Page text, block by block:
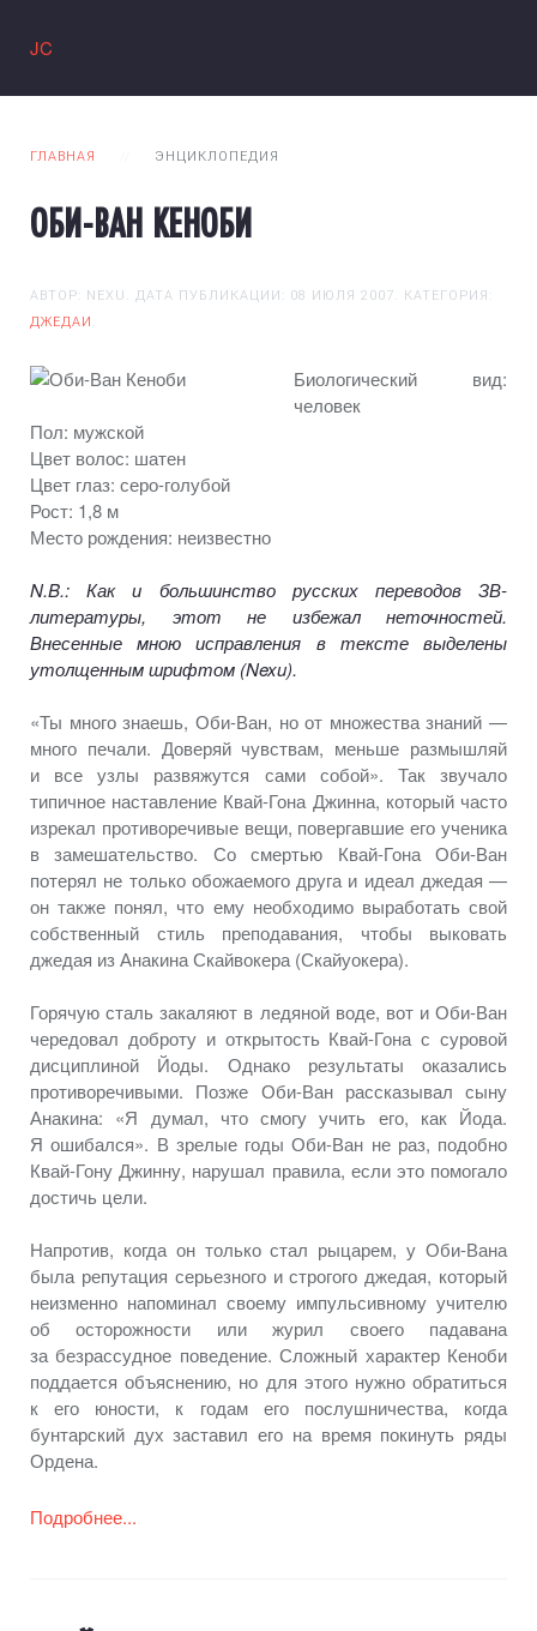
JC
ГЛАВНАЯ ЭНЦИКЛОПЕДИЯ
ОБИ-ВАН КЕНОБИ
АВТОР: NEXU. ДАТА ПУБЛИКАЦИИ: 08 ИЮЛЯ 2007. КАТЕГОРИЯ:
ДЖЕДАИ .
Биологический вид:
человек
Пол: мужской
Цвет волос: шатен
Цвет глаз: серо-голубой
Рост: 1,8 м
Место рождения: неизвестно
N.B.: Каки большинстворусских переводов ЗВ-
литературы, этот не избежалнеточностей.
Внесенные мною исправления в текстевыделены
утолщенным шрифтом (Nexu).
«Ты много знаешь, Оби-Ван, ноот множества знаний —
много печали. Доверяй чувствам, меньше размышляй
и все узлы развяжутся сами собой». Так звучало
типичное наставление Квай-Гона Джинна, который часто
изрекал противоречивые вещи, повергавшие его ученика
в замешательство.
Со смертью Квай-Гона Оби-Ван
потерял не толькообожаемого друга и идеал джедая —
он также понял, что ему необходимо выработать свой
собственный стиль преподавания, чтобы выковать
джедая из АнакинаСкайвокера (Скайуокера).
Горячую сталь закаляют в ледянойводе, вот и Оби-Ван
чередовал доброту и открытость Квай-Гона с суровой
дисциплиной Йоды. Однако результаты оказались
противоречивыми. Позже Оби-Ванрассказывал сыну
Анакина: «Я думал, что смогу учить его, как Йода.
Я ошибался». В зрелыегодыОби-Ван не раз, подобно
Квай-Гону Джинну, нарушал правила, если это помогало
достичь цели.
Напротив, когда он толькостал рыцарем,у Оби-Вана
была репутация серьезного и строгого джедая, который
неизменно напоминал своему импульсивному учителю
об осторожности или журил своего падавана
за безрассудное поведение. Сложный характер Кеноби
поддается объяснению, но для этого нужно обратиться
к его юности, к годамего послушничества, когда
бунтарский дух заставил его на время покинуть ряды
Ордена.
Подробнее...